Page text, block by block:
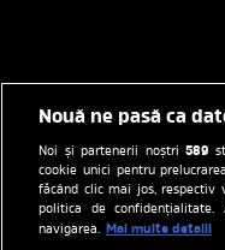
Nouă ne pasă ca
Noi și partenerii noștri589
cookie unici pentru
făcând clic mai jos,
politica de
navigarea. Mai multe detalii